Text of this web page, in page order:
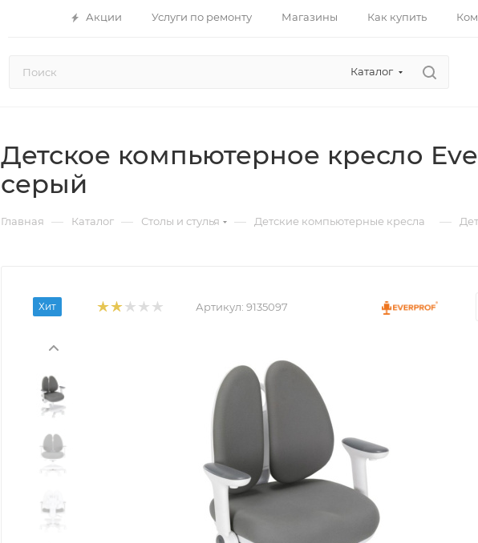
Акции Услуги по ремонту Магазины Как купить
Каталог
Детское компьютерное кресло
серый
Главная — Каталог — Столы и стулья — Детские компьютерные кресла —
Хит Артикул: 9135097